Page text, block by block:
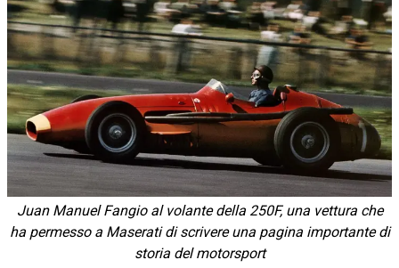
Juan Manuel Fangio al volante della 250F, una vettura che
ha permesso a Maserati di scrivere una pagina importante di
storia del motorsport